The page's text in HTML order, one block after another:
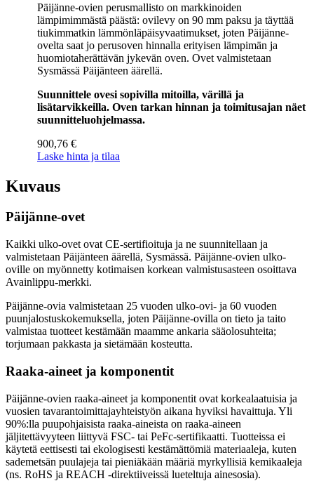
Päijänne-ovien perusmallisto on markkinoiden
lämpimimmästä päästä: ovilevy on 90 mm paksu ja täyttää
tiukimmatkin lämmönläpäisyvaatimukset, joten Päijänne-
ovelta saat jo perusoven hinnalla erityisen lämpimän ja
huomiotaherättävän jykevän oven. Ovet valmistetaan
Sysmässä Päijänteen äärellä.
Suunnittele ovesi sopivilla mitoilla, värillä ja
lisätarvikkeilla. Oven tarkan hinnan ja toimitusajan näet
suunnitteluohjelmassa.
900,76 €
Laske hinta ja tilaa
Kuvaus
Päijänne-ovet
Kaikki ulko-ovet ovat CE-sertifioituja ja ne suunnitellaan ja
valmistetaan Päijänteen äärellä, Sysmässä. Päijänne-ovien ulko-
oville on myönnetty kotimaisen korkean valmistusasteen osoittava
Avainlippu-merkki.
Päijänne-ovia valmistetaan 25 vuoden ulko-ovi- ja 60 vuoden
puunjalostuskokemuksella, joten Päijänne-ovilla on tieto ja taito
valmistaa tuotteet kestämään maamme ankaria sääolosuhteita;
torjumaan pakkasta ja sietämään kosteutta.
Raaka-aineet ja komponentit
Päijänne-ovien raaka-aineet ja komponentit ovat korkealaatuisia ja
vuosien tavarantoimittajayhteistyön aikana hyviksi havaittuja. Yli
90%:lla puupohjaisista raaka-aineista on raaka-aineen
jäljitettävyyteen liittyvä FSC- tai PeFc-sertifikaatti. Tuotteissa ei
käytetä eettisesti tai ekologisesti kestämättömiä materiaaleja, kuten
sademetsän puulajeja tai pieniäkään määriä myrkyllisiä kemikaaleja
(ns. RoHS ja REACH -direktiiveissä lueteltuja ainesosia).